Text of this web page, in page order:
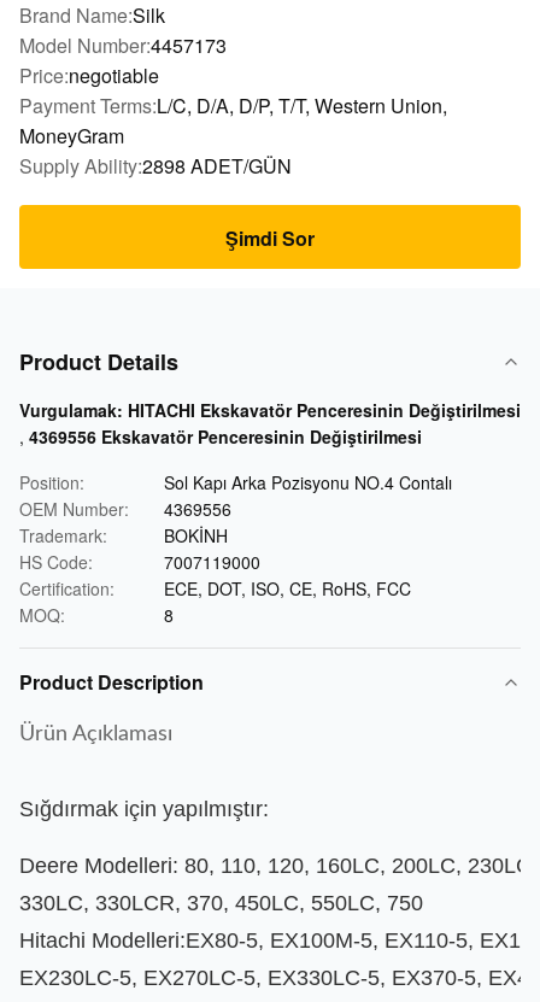
Brand Name:Silk
Model Number:4457173
Price:negotiable
Payment Terms:L/C, D/A, D/P, T/T, Western Union,
MoneyGram
Supply Ability:2898 ADET/GÜN
Şimdi Sor
Product Details
Vurgulamak: HITACHI Ekskavatör Penceresinin Değiştirilmesi
, 4369556 Ekskavatör Penceresinin Değiştirilmesi
Position:
Sol Kapı Arka Pozisyonu NO.4 Contalı
OEM Number:
4369556
Trademark:
BOKİNH
HS Code:
7007119000
Certification:
ECE, DOT, ISO, CE, RoHS, FCC
MOQ:
8
Product Description
Ürün Açıklaması
Sığdırmak için yapılmıştır:
Deere Modelleri: 80, 110, 120, 160LC, 200LC,
330LC, 330LCR, 370, 450LC, 550LC, 750
Hitachi Modelleri:EX80-5, EX100M-5, EX110-5,
EX230LC-5, EX270LC-5, EX330LC-5, EX370-5,